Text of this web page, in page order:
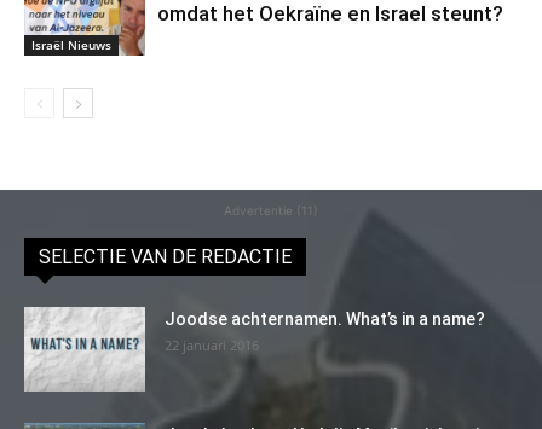
Israël Nieuws
omdat het Oekraïne en Israel steunt?
Advertentie (11)
SELECTIE VAN DE REDACTIE
Joodse achternamen. What’s in a name?
22 januari 2016